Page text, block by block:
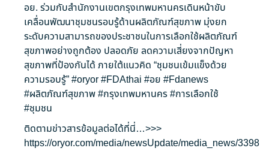
อย. ร่วมกับสำนักงานเขตกรุงเทพมหานครเดินหน้าขับ
เคลื่อนพัฒนาชุมชนรอบรู้ด้านผลิตภัณฑ์สุขภาพ มุ่งยก
ระดับความสามารถของประชาชนในการเลือกใช้ผลิตภัณฑ์
สุขภาพอย่างถูกต้อง ปลอดภัย ลดความเสี่ยงจากปัญหา
สุขภาพที่ป้องกันได้ ภายใต้แนวคิด “ชุมชนเข้มแข็งด้วย
ความรอบรู้”#oryor#FDAthai #อย #Fdanews
#ผลิตภัณฑ์สุขภาพ#กรุงเทพมหานคร#การเลือกใช้
#ชุมชน
ติดตามข่าวสารข้อมูลต่อได้ที่นี่…>>>
https://oryor.com/media/newsUpdate/media_news/3398